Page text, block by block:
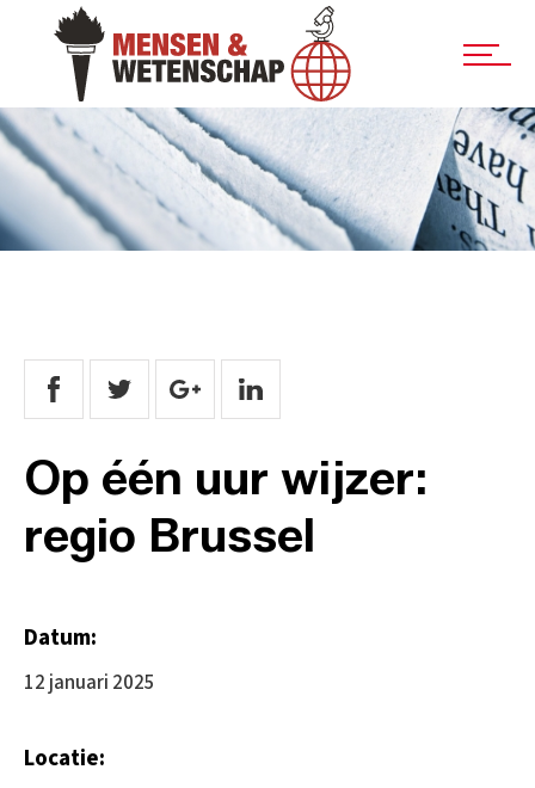
Op één uur wijzer:
regio Brussel
Datum:
12 januari 2025
Locatie: